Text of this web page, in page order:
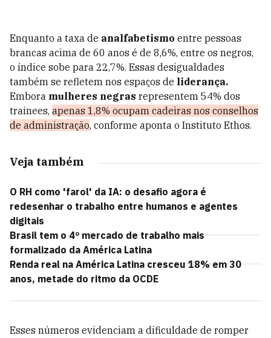
Enquanto a taxa de analfabetismo entre pessoas
brancas acima de 60 anos é de 8,6%, entre os negros,
o índice sobe para 22,7%. Essas desigualdades
também se refletem nos espaços de liderança.
Embora mulheres negras representem 54% dos
trainees, apenas 1,8% ocupam cadeiras nos conselhos
de administração, conforme aponta o Instituto Ethos.
Veja também
O RH como 'farol' da IA: o desafio agora é
redesenhar o trabalho entre humanos e agentes
digitais
Brasil tem o 4º mercado de trabalho mais
formalizado da América Latina
Renda real na América Latina cresceu 18% em 30
anos, metade do ritmo da OCDE
Esses números evidenciam a dificuldade de romper